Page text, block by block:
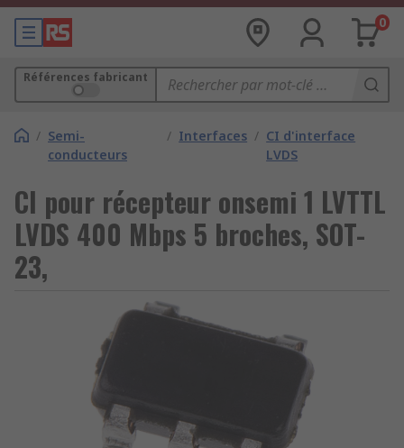
0
Références fabricant
/ Semi-
conducteurs
/ Interfaces / CI d'interface
LVDS
CI pour récepteur onsemi 1 LVTTL
LVDS 400 Mbps 5 broches, SOT-
23,